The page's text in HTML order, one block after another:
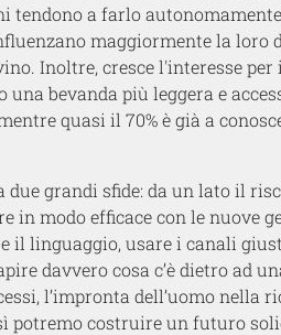
a farlo autonomamente
maggiormente la loro
Inoltre, cresce l'interesse
bevanda più leggera e
quasi il 70% è già a
grandi sfide: da un lato il
in modo efficace con le nuove
il linguaggio, usare i canali
davvero cosa c’è dietro ad
l’impronta dell’uomo nella
potremo costruire un futuro